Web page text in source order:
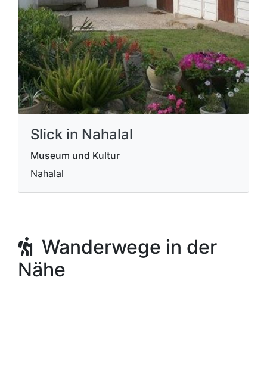
Slick in Nahalal
Museum und Kultur
Nahalal
Wanderwege in der
Nähe